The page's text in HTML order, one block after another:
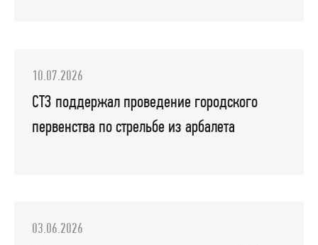
10.07.2026
СТЗ поддержал проведение городского
первенства по стрельбе из арбалета
03.06.2026